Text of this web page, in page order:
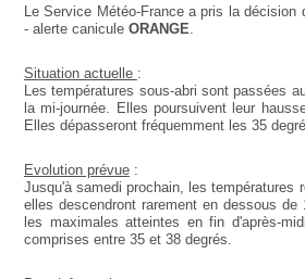
Le Service Météo-France a pris la décision
- alerte caniculeORANGE.
Situation actuelle :
Les températures sous-abri sont passées
la mi-journée. Elles poursuivent leur
Elles dépasseront fréquemment les 35
Evolution prévue:
Jusqu'à samedi prochain, les températures
elles descendront rarement en dessous
les maximales atteintes en fin d'après-
comprises entre 35 et 38 degrés.